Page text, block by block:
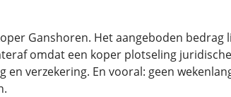
Ganshoren. Het aangeboden
omdat een koper plotseling
verzekering. En vooral: geen